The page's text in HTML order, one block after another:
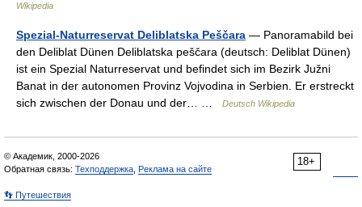
Wikipedia
Spezial-Naturreservat Deliblatska Peščara — Panoramabild bei
den Deliblat Dünen Deliblatska peščara (deutsch: Deliblat Dünen)
ist ein Spezial Naturreservat und befindet sich im Bezirk Južni
Banat in der autonomen Provinz Vojvodina in Serbien. Er erstreckt
sich zwischen der Donau und der… …
Deutsch Wikipedia
18+
© Академик, 2000-2026
Обратная связь: Техподдержка Реклама на сайте
👣 Путешествия